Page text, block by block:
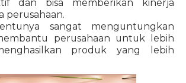
dan bisa memberikan kinerja
perusahaan.
sangat menguntungkan
perusahaan untuk lebih
produk yang lebih